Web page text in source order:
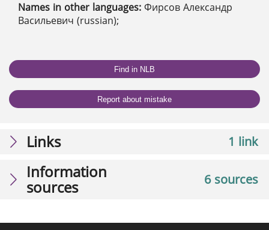
Names in other languages: Фирсов Александр
Васильевич (russian);
Find in NLB
Report about mistake
1 link
Links
6 sources
Information
sources